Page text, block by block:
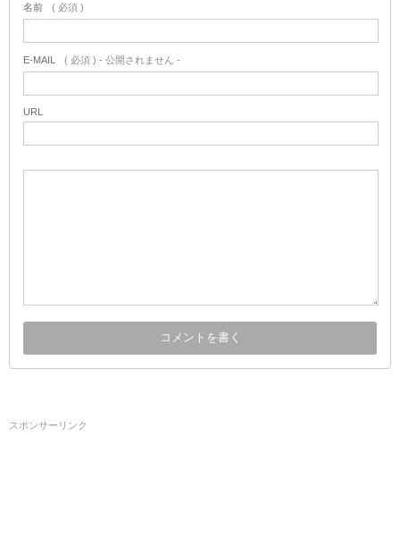
名前 ( 必須 )
E-MAIL ( 必須 ) - 公開されません -
URL
スポンサーリンク